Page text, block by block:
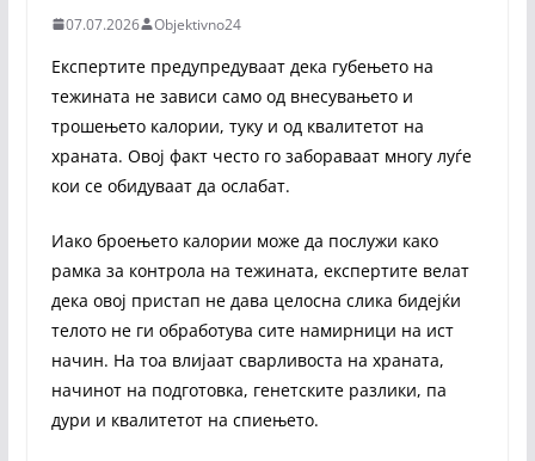
07.07.2026 Objektivno24
Експертите предупредуваат дека губењето на
тежината не зависи само од внесувањето и
трошењето калории, туку и од квалитетот на
храната. Овој факт често го забораваат многу луѓе
кои се обидуваат да ослабат.
Иако броењето калории може да послужи како
рамка за контрола на тежината, експертите велат
дека овој пристап не дава целосна слика бидејќи
телото не ги обработува сите намирници на ист
начин. На тоа влијаат сварливоста на храната,
начинот на подготовка, генетските разлики, па
дури и квалитетот на спиењето.